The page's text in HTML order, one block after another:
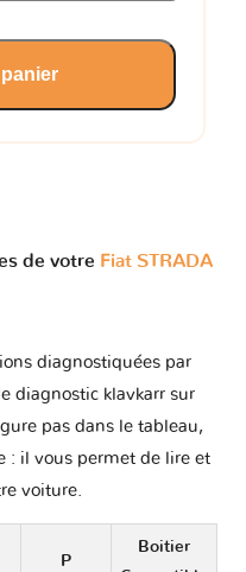
de votre Fiat STRADA
diagnostiquées par
diagnostic klavkarr sur
pas dans le tableau,
: il vous permet de lire et
voiture.
P
Boitier